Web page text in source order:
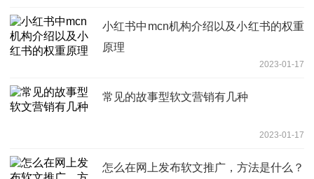
小红书中mcn机构介绍以及小红书的权重
原理
2023-01-17
常见的故事型软文营销有几种
2023-01-17
怎么在网上发布软文推广，方法是什么？